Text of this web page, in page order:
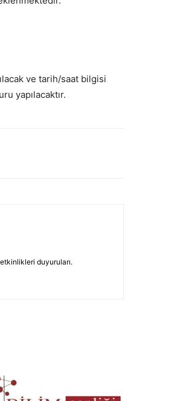
ve tarih/saat bilgisi
yapılacaktır.
duyuruları.